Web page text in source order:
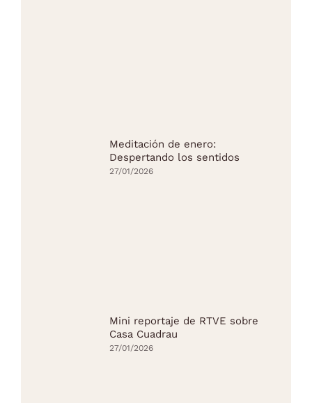
Meditación de enero:
Despertando los sentidos
27/01/2026
Mini reportaje de RTVE sobre
Casa Cuadrau
27/01/2026